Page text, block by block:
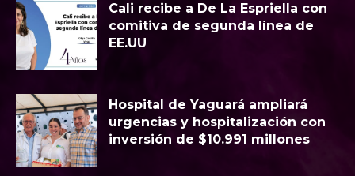
Cali recibe a De La Espriella con
comitiva de segunda línea de
EE.UU
Hospital de Yaguará ampliará
urgencias y hospitalización con
inversión de $10.991 millones